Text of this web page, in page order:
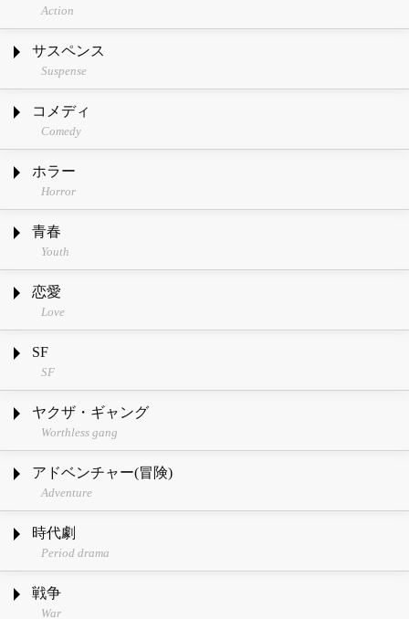
Action
サスペンス
Suspense
コメディ
Comedy
ホラー
Horror
青春
Youth
恋愛
Love
SF
SF
ヤクザ・ギャング
Worthless gang
アドベンチャー(冒険)
Adventure
時代劇
Period drama
戦争
War